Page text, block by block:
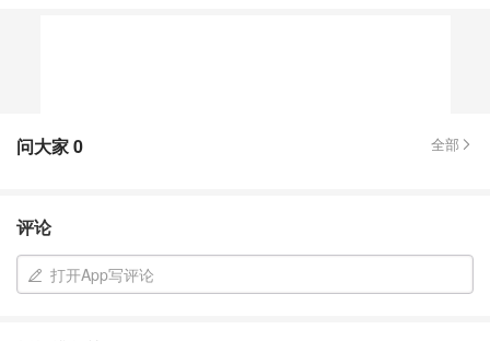
问大家0 全部
评论
打开App写评论